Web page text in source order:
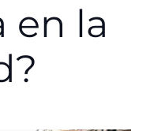
en la